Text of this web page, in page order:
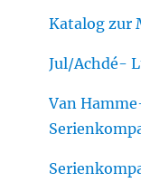
Katalog zur
Jul/Achdé-
Van